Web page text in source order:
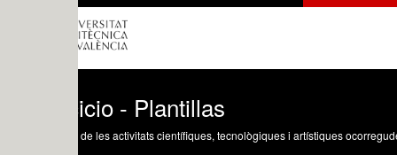
- Plantillas
les activitats científiques, tecnològiques i artístiques ocorregudes en els tres